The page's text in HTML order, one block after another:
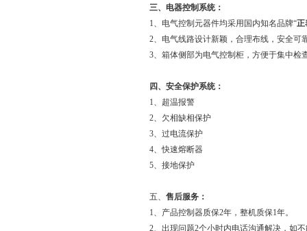
三、电器控制系统：
1、电气控制元器件均采用国内知名品牌“正
2、电气线路设计新颖，合理布线，安全可
3、箱体侧部为电气控制柜，方便于集中检
四、安全保护系统：
1、超温报警
2、欠相缺相保护
3、过电流保护
4、快速熔断器
5、接地保护
五、 售后服务：
1、产品控制器质保2年，整机质保1年。
2、出现问题2个小时内电话沟通解决，如